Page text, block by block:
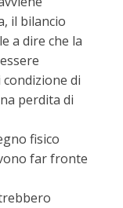
il bilancio
a dire che la
di
perdita di
fisico
far fronte